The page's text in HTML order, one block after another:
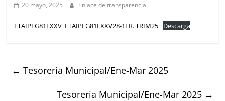
20 mayo, 2025 Enlace de transparencia
LTAIPEG81FXXV_LTAIPEG81FXXV28-1ER. TRIM25 Descarga
← Tesoreria Municipal/Ene-Mar 2025
Tesoreria Municipal/Ene-Mar 2025 →